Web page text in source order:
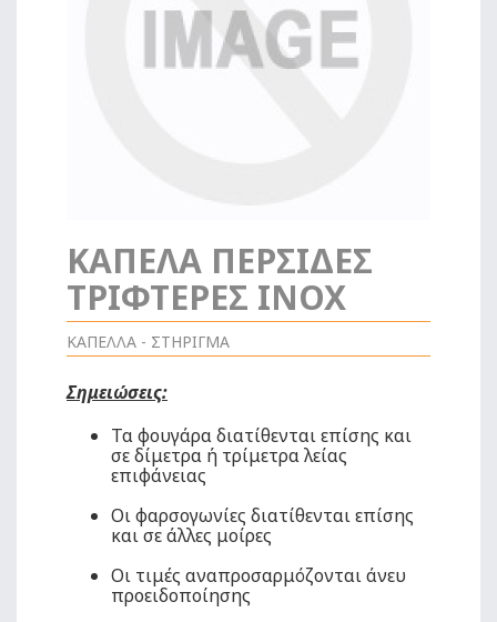
ΚΑΠΕΛΑ ΠΕΡΣΙΔΕΣ
ΤΡΙΦΤΕΡΕΣ INOX
ΚΑΠΕΛΛΑ - ΣΤΗΡΙΓΜΑ
Σημειώσεις:
Τα φουγάρα διατίθενται επίσης και
σε δίμετρα ή τρίμετρα λείας
επιφάνειας
Οι φαρσογωνίες διατίθενται επίσης
και σε άλλες μοίρες
Οι τιμές αναπροσαρμόζονται άνευ
προειδοποίησης